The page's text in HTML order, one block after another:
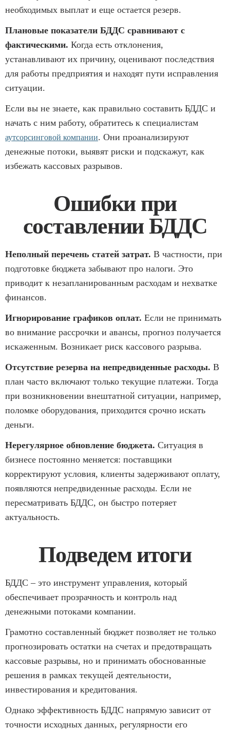
необходимых выплат и еще остается резерв.
Плановые показатели БДДС сравнивают с
фактическими. Когда есть отклонения,
устанавливают их причину, оценивают последствия
для работы предприятия и находят пути исправления
ситуации.
Если вы не знаете, как правильно составить БДДС и
начать с ним работу, обратитесь к специалистам
аутсорсинговой компании. Они проанализируют
денежные потоки, выявят риски и подскажут, как
избежать кассовых разрывов.
Ошибки при
составлении БДДС
Неполный перечень статей затрат. В частности, при
подготовке бюджета забывают про налоги. Это
приводит к незапланированным расходам и нехватке
финансов.
Игнорирование графиков оплат. Если не принимать
во внимание рассрочки и авансы, прогноз получается
искаженным. Возникает риск кассового разрыва.
Отсутствие резерва на непредвиденные расходы. В
план часто включают только текущие платежи. Тогда
при возникновении внештатной ситуации, например,
поломке оборудования, приходится срочно искать
деньги.
Нерегулярное обновление бюджета. Ситуация в
бизнесе постоянно меняется: поставщики
корректируют условия, клиенты задерживают оплату,
появляются непредвиденные расходы. Если не
пересматривать БДДС, он быстро потеряет
актуальность.
Подведем итоги
БДДС – это инструмент управления, который
обеспечивает прозрачность и контроль над
денежными потоками компании.
Грамотно составленный бюджет позволяет не только
прогнозировать остатки на счетах и предотвращать
кассовые разрывы, но и принимать обоснованные
решения в рамках текущей деятельности,
инвестирования и кредитования.
Однако эффективность БДДС напрямую зависит от
точности исходных данных, регулярности его